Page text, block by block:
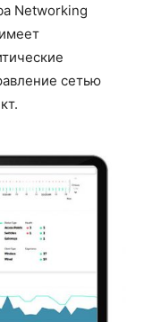
Networking
сетью